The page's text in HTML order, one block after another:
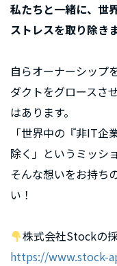
私たちと一緒に、世
ストレスを取り除き
自らオーナーシップ
ダクトをグロースさ
はあります。
「世界中の『非IT企
除く」というミッシ
そんな想いをお持ち
い！
株式会社Stockの
https://www.stock-